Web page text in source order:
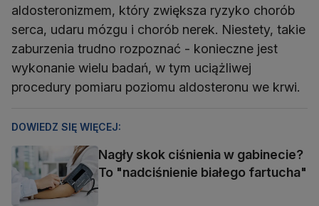
aldosteronizmem, który zwiększa ryzyko chorób
serca, udaru mózgu i chorób nerek. Niestety, takie
zaburzenia trudno rozpoznać - konieczne jest
wykonanie wielu badań, w tym uciążliwej
procedury pomiaru poziomu aldosteronu we krwi.
DOWIEDZ SIĘ WIĘCEJ:
Nagły skok ciśnienia w gabinecie?
To "nadciśnienie białego fartucha"